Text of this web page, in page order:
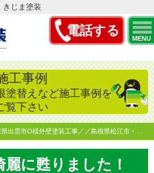
電話する
MENU
きじま塗装
工事例
塗替えなど施工事例を
覧下さい
出雲市O様外壁塗装工事／／島根県松江市・出雲市・大田…
に甦りました！